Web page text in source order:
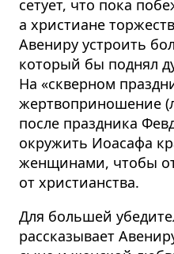
сетует, что пока
а христиане
Авениру устроить
который бы поднял
На «скверном
жертвоприношение
после праздника
окружить Иоасафа
женщинами, чтобы
от христианства.
Для большей
рассказывает